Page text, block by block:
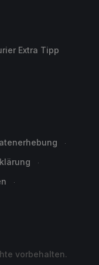
Extra Tipp
vorbehalten.